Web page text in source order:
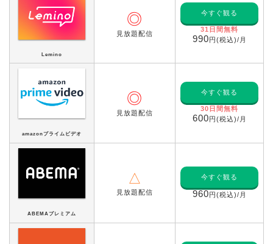
Lemino
◎
見放題配信
今すぐ観る
31日間無料
990円(税込)/月
amazonプライムビデオ
◎
見放題配信
今すぐ観る
30日間無料
600円(税込)/月
ABEMAプレミアム
△
見放題配信
今すぐ観る
960円(税込)/月